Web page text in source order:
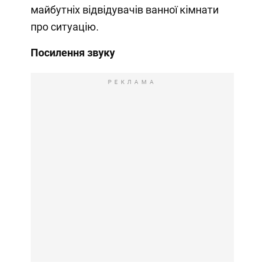
майбутніх відвідувачів ванної кімнати
про ситуацію.
Посилення звуку
РЕКЛАМА